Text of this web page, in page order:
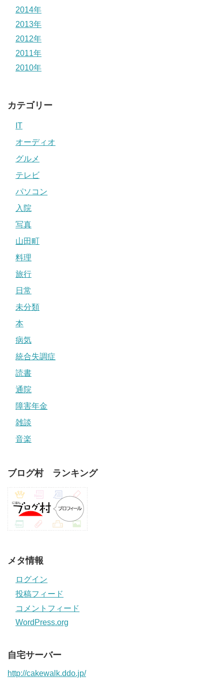
2014年
2013年
2012年
2011年
2010年
カテゴリー
IT
オーディオ
グルメ
テレビ
パソコン
入院
写真
山田町
料理
旅行
日常
未分類
本
病気
統合失調症
読書
通院
障害年金
雑談
音楽
ブログ村 ランキング
メタ情報
ログイン
投稿フィード
コメントフィード
WordPress.org
自宅サーバー
http://cakewalk.ddo.jp/